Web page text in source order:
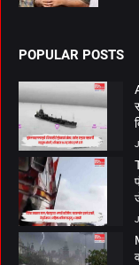
POPULAR POSTS